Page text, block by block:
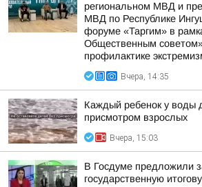
региональном МВД и
МВД по Республике
форуме «Таргим» в
Общественным
профилактике
Вчера, 14:35
Каждый ребенок у воды
присмотром взрослых
Вчера, 15:03
В Госдуме предложили
государственную